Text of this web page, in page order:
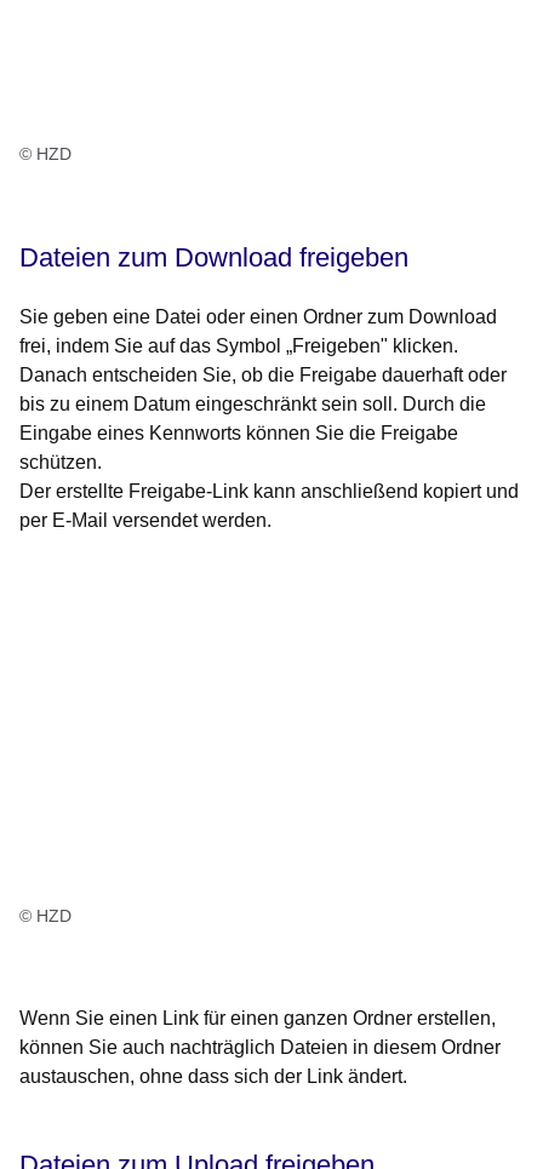
© HZD
Dateien zum Download freigeben
Sie geben eine Datei oder einen Ordner zum Download
frei, indem Sie auf das Symbol „Freigeben" klicken.
Danach entscheiden Sie, ob die Freigabe dauerhaft oder
bis zu einem Datum eingeschränkt sein soll. Durch die
Eingabe eines Kennworts können Sie die Freigabe
schützen.
Der erstellte Freigabe-Link kann anschließend kopiert und
per E-Mail versendet werden.
© HZD
Wenn Sie einen Link für einen ganzen Ordner erstellen,
können Sie auch nachträglich Dateien in diesem Ordner
austauschen, ohne dass sich der Link ändert.